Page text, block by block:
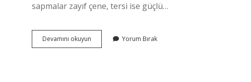
sapmalar zayıf çene, tersi ise güçlü…
Devamını okuyun
Çenem
Yorum Bırak